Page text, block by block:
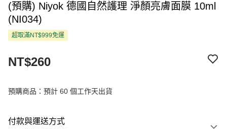
(預購) Niyok 德國自然護理 淨顏亮膚面膜 10ml
(NI034)
超取滿NT$999免運
NT$260
預購商品：預計 60 個工作天出貨
付款與運送方式